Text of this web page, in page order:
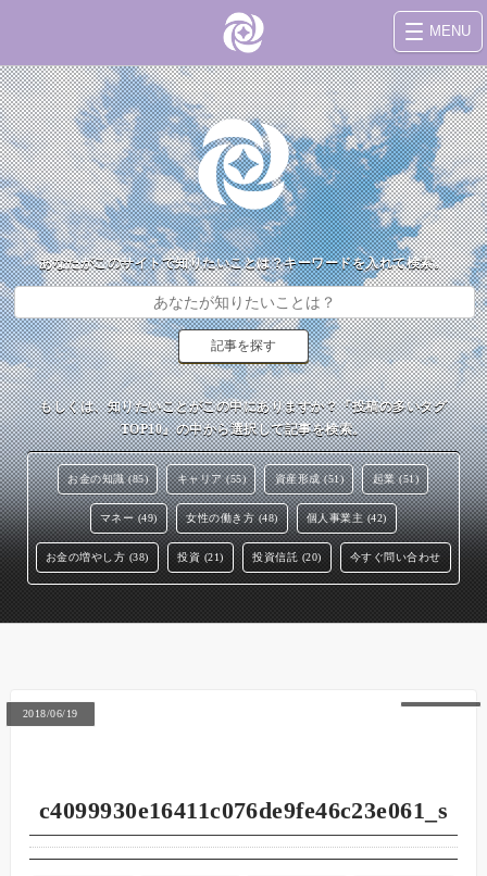
MENU
あなたがこのサイトで知りたいことは？キーワードを入れて検索。
もしくは、知りたいことがこの中にありますか？『投稿の多いタグ
TOP10』の中から選択して記事を検索。
お金の知識 (85) キャリア (55) 資産形成 (51) 起業 (51)
マネー (49) 女性の働き方 (48) 個人事業主 (42)
お金の増やし方 (38) 投資 (21) 投資信託 (20) 今すぐ問い合わせ
2018/06/19
c4099930e16411c076de9fe46c23e061_s